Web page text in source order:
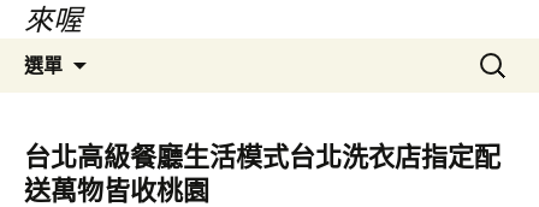
來喔
選單
容
區
搜
尋
鍵
字:
台北高級餐廳生活模式台北洗衣店指定配
送萬物皆收桃園